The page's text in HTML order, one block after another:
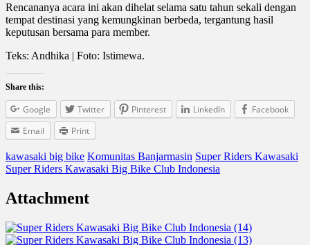
Rencananya acara ini akan dihelat selama satu tahun sekali dengan
tempat destinasi yang kemungkinan berbeda, tergantung hasil
keputusan bersama para member.
Teks: Andhika | Foto: Istimewa.
Share this:
Google Twitter Pinterest LinkedIn
Facebook
Email
Print
kawasaki big bike Komunitas Banjarmasin Super Riders Kawasaki
Super Riders Kawasaki Big Bike Club Indonesia
Attachment